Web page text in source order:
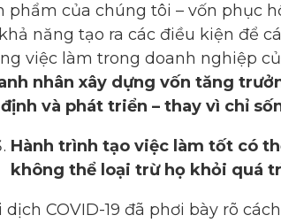
phẩm của chúng tôi – vốn phục
năng tạo ra các điều kiện để
việc làm trong doanh nghiệp
nhân xây dựng vốn tăng
và phát triển – thay vì chỉ
Hành trình tạo việc làm tốt có
không thể loại trừ họ khỏi quá
COVID-19 đã phơi bày rõ